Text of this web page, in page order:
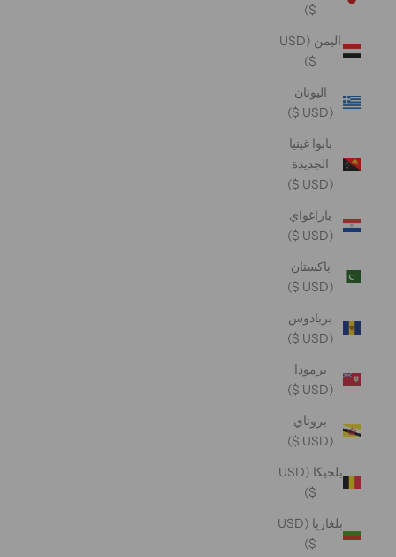
$)
اليمن (USD
$)
اليونان
(USD $)
بابوا غينيا
الجديدة
(USD $)
باراغواي
(USD $)
باكستان
(USD $)
بربادوس
(USD $)
برمودا
(USD $)
بروناي
(USD $)
بلجيكا (USD
$)
بلغاريا (USD
$)